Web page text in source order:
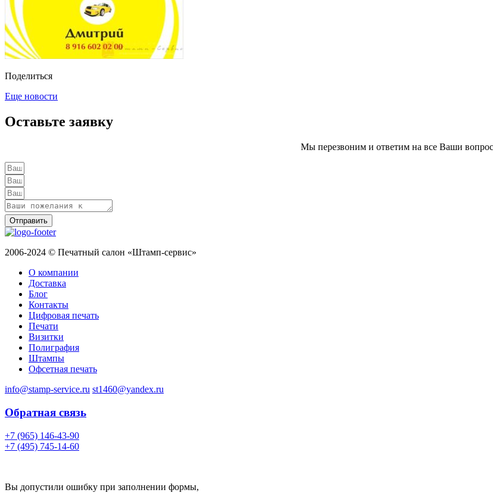
Поделиться
Еще новости
Оставьте заявку
Мы перезвоним и ответим на все Ваши
Отправить
2006-2024 © Печатный салон «Штамп-сервис»
О компании
Доставка
Блог
Контакты
Цифровая печать
Печати
Визитки
Полиграфия
Штампы
Офсетная печать
info@stamp-service.ru st1460@yandex.ru
Обратная связь
+7 (965) 146-43-90
+7 (495) 745-14-60
Вы допустили ошибку при заполнении формы,